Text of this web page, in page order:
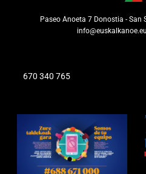
Paseo Anoeta 7 Donostia -
670 340 765